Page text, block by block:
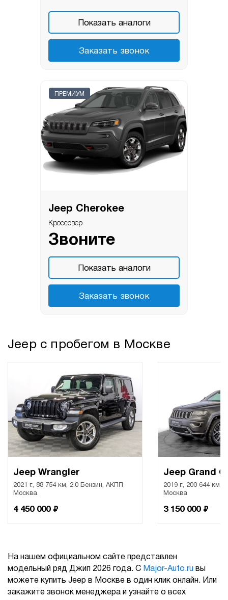
Показать аналоги
Заказать звонок
ПРЕМИУМ
Jeep Cherokee
Кроссовер
Звоните
Показать аналоги
Заказать звонок
Jeep с пробегом в Москве
Jeep Wrangler
2021 г., 88 754 км, 2.0 Бензин, АКПП
Москва
4 450 000 ₽
Jeep Grand
2019 г., 200 644 км,
Москва
3 150 000 ₽
На нашем официальном сайте представлен
модельный ряд Джип 2026 года. С Major-Auto.ru вы
можете купить Jeep в Москве в один клик онлайн. Или
закажите звонок менеджера и узнайте о всех